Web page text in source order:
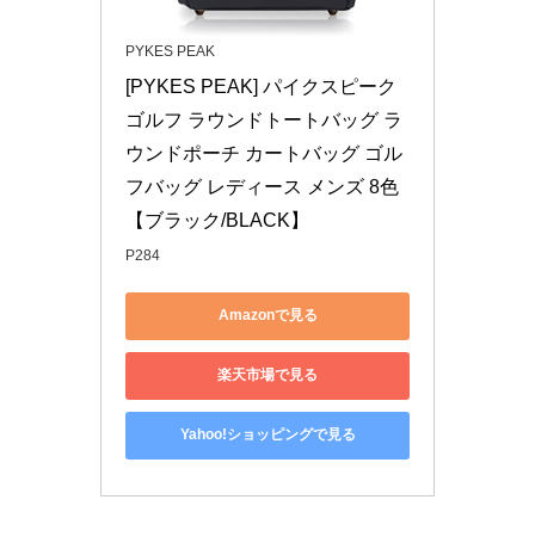
PYKES PEAK
[PYKES PEAK] パイクスピーク
ゴルフ ラウンドトートバッグ ラ
ウンドポーチ カートバッグ ゴル
フバッグ レディース メンズ 8色
【ブラック/BLACK】
P284
Amazonで見る
楽天市場で見る
Yahoo!ショッピングで見る